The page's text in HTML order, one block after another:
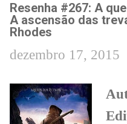
Resenha #267: A
A ascensão das
Rhodes
dezembro 17, 2015